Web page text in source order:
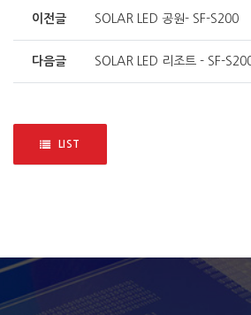
이전글 SOLAR LED 공원- SF-S200
다음글 SOLAR LED 리조트 - SF-
LIST